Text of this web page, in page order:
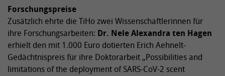
Forschungspreise
Zusätzlich ehrte die TiHo zwei Wissenschaftlerinnen für
ihre Forschungsarbeiten: Dr. Nele Alexandra ten Hagen
erhielt den mit 1.000 Euro dotierten Erich Aehnelt-
Gedächtnispreis für ihre Doktorarbeit „Possibilities and
limitations of the deployment of SARS-CoV-2 scent